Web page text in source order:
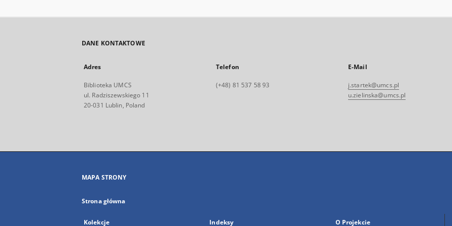
DANE KONTAKTOWE
Adres
Biblioteka UMCS
ul. Radziszewskiego 11
20-031 Lublin, Poland
Telefon
(+48) 81 537 58 93
E-Mail
j.startek@umcs.pl
u.zielinska@umcs.pl
MAPA STRONY
Strona główna
Kolekcje Indeksy O Projekcie